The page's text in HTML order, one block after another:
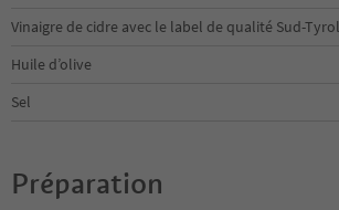
Vinaigre de cidre avec le label de qualité Sud-Tyrol
Huile d’olive
Sel
Préparation